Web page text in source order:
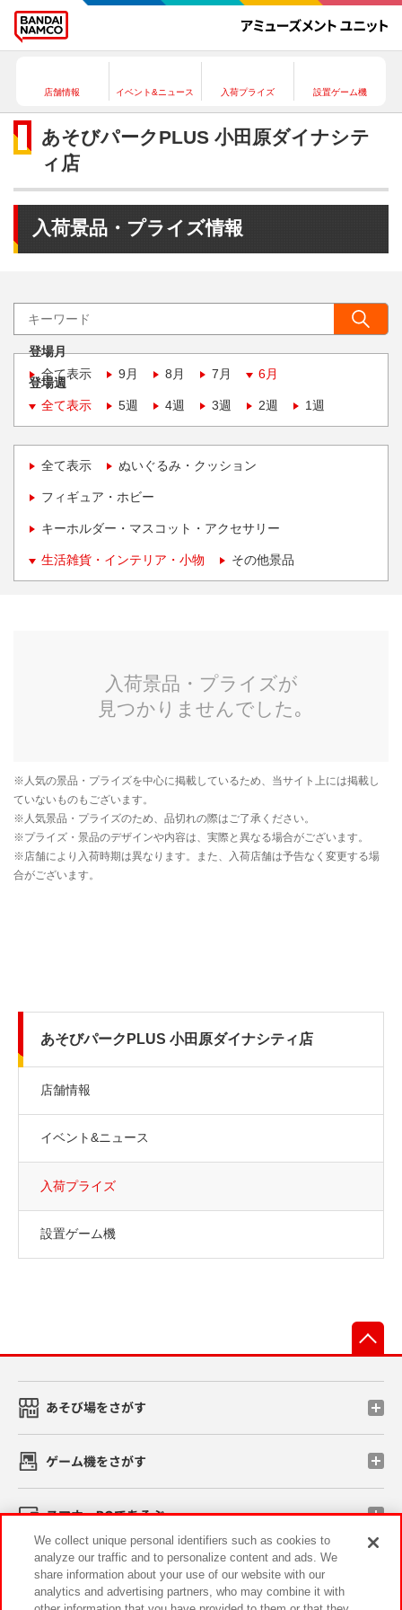
店舗情報 イベント&ニュース 入荷プライズ 設置ゲーム機
あそびパークPLUS 小田原ダイナシテ
ィ店
入荷景品・プライズ情報
登場月
全て表示
9月 8月 7月 6月
登場週
全て表示
5週 4週 3週 2週 1週
全て表示 ぬいぐるみ・クッション
フィギュア・ホビー
キーホルダー・マスコット・アクセサリー
生活雑貨・インテリア・小物 その他景品
あそびパークPLUS 小田原ダイナシティ店
店舗情報
イベント&ニュース
入荷プライズ
設置ゲーム機
あそび場をさがす
ゲーム機をさがす
スマホ・PCであそぶ
イベント・キャンペーン
We collect unique personal identifiers such as cookies to
analyze our traffic and to personalize content and ads. We
share information about your use of our website with our
analytics and advertising partners, who may combine it with